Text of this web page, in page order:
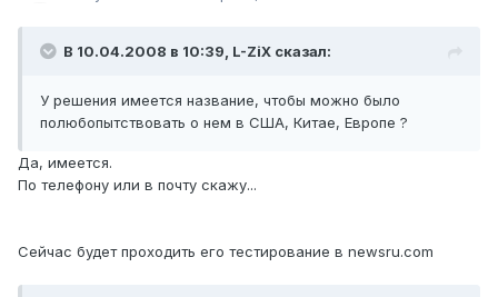
В 10.04.2008 в 10:39, L-ZiX сказал:
У решения имеется название, чтобы можно было
полюбопытствовать о нем в США, Китае, Европе ?
Да, имеется.
По телефону или в почту скажу...
Сейчас будет проходить его тестирование в newsru.com